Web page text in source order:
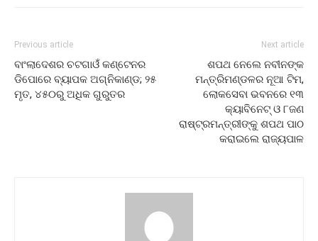
Previous article
ବାଂଲାଦେଶର ଚଟଗାଓଁ କଣ୍ଟେନର
ଡିପୋରେ ବ୍ୟାପକ ଅଗ୍ନିକାଣ୍ଡ; ୨୫
ମୃତ, ୪୫୦ରୁ ଅଧିକ ଗୁରୁତର
Next article
ଶପଥ ନେଲେ ନବୀନଙ୍କ
ମନ୍ତ୍ରିମଣ୍ଡଳର ନୂଆ ଟିମ,
ଲୋକସେବା ଭବନରେ ୧୩
କ୍ୟାବିନେଟ୍ ଓ ୮ଜଣ
ରାଷ୍ଟ୍ରମନ୍ତ୍ରୀଙ୍କୁ ଶପଥ ପାଠ
କରାଇଲେ ରାଜ୍ୟପାଳ